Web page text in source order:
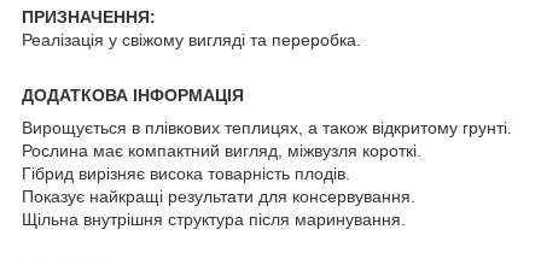
ПРИЗНАЧЕННЯ:
Реалізація у свіжому вигляді та переробка.
ДОДАТКОВА ІНФОРМАЦІЯ
Вирощується в плівкових теплицях, а також відкритому грунті.
Рослина має компактний вигляд, міжвузля короткі.
Гібрид вирізняє висока товарність плодів.
Показує найкращі результати для консервування.
Щільна внутрішня структура після маринування.